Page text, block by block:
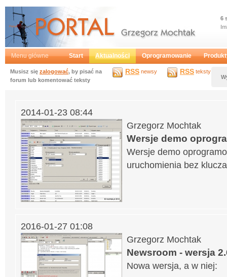
6
Portal Grzegorz Mochtak
Menu główne Start Aktualności Oprogramowanie
RSS newsy RSS teksty
Musisz się zalogować, by pisać na
forum lub komentować teksty
2014-01-23 08:44
Grzegorz Mochtak
Wersje demo
Wersje demo
uruchomienia bez
2016-01-27 01:08
Grzegorz Mochtak
Newsroom - wersja
Nowa wersja, a w niej: